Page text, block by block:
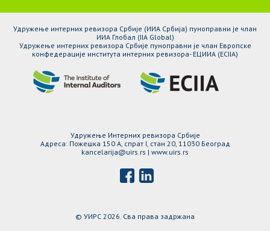
Удружење интерних ревизора Србије (ИИА Србија) пуноправни је члан
ИИА Глобал (IIA Global)
Удружење интерних ревизора Србије пуноправни је члан Европске
конфедерације института интерних ревизора- ЕЦИИА (ЕCIIA)
Удружење Интерних ревизора Србије
Адреса: Пожешка 150 A, спрат I, стан 20, 11030 Београд
kancelarija@uirs.rs | www.uirs.rs
© УИРС 2026. Сва права задржана